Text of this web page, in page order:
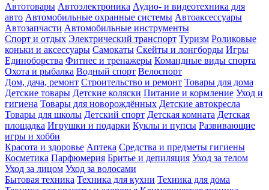
Автотовары Автоэлектроника Аудио- и видеотехника для
авто Автомобильные охранные системы Автоаксессуары
Автозапчасти Автомобильные инструменты
Спорт и отдых Электрический транспорт Туризм Роликовые
коньки и аксессуары Самокаты Скейты и лонгборды Игры
Единоборства Фитнес и тренажеры Командные виды спорта
Охота и рыбалка Водный спорт Велоспорт
Дом, дача, ремонт Строительство и ремонт Товары для дома
Детские товары Детские коляски Питание и кормление Уход и
гигиена Товары для новорождённых Детские автокресла
Товары для школы Детский спорт Детская комната Детская
площадка Игрушки и подарки Куклы и пупсы Развивающие
игры и хобби
Красота и здоровье Аптека Средства и предметы гигиены
Косметика Парфюмерия Бритье и депиляция Уход за телом
Уход за лицом Уход за волосами
Бытовая техника Техника для кухни Техника для дома